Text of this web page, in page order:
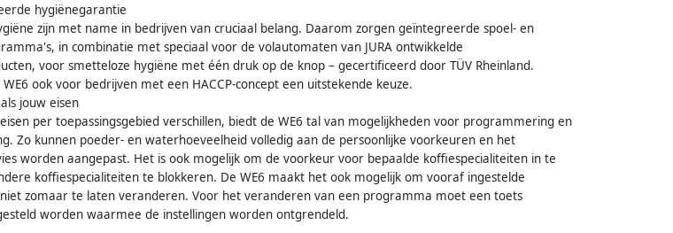
hygiënegarantie
zijn met name in bedrijven van cruciaal belang. Daarom zorgen geïntegreerde spoel- en
in combinatie met speciaal voor de volautomaten van JURA ontwikkelde
voor smetteloze hygiëne met één druk op de knop – gecertificeerd door TÜV Rheinland.
ook voor bedrijven met een HACCP-concept een uitstekende keuze.
jouw eisen
per toepassingsgebied verschillen, biedt de WE6 tal van mogelijkheden voor programmering en
Zo kunnen poeder- en waterhoeveelheid volledig aan de persoonlijke voorkeuren en het
worden aangepast. Het is ook mogelijk om de voorkeur voor bepaalde koffiespecialiteiten in te
koffiespecialiteiten te blokkeren. De WE6 maakt het ook mogelijk om vooraf ingestelde
niet zomaar te laten veranderen. Voor het veranderen van een programma moet een toets
worden waarmee de instellingen worden ontgrendeld.